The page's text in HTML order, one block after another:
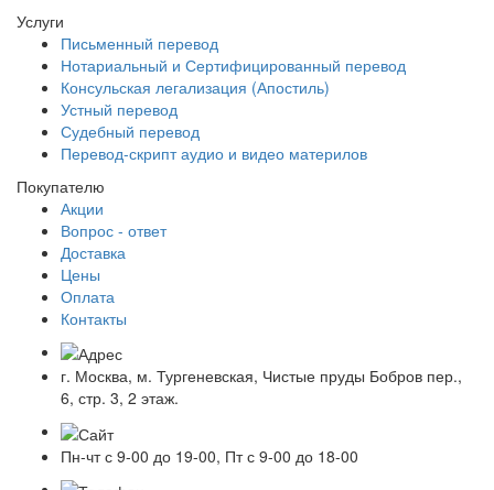
Услуги
Письменный перевод
Нотариальный и Сертифицированный перевод
Консульская легализация (Апостиль)
Устный перевод
Судебный перевод
Перевод-скрипт аудио и видео материлов
Покупателю
Акции
Вопрос - ответ
Доставка
Цены
Оплата
Контакты
г. Москва, м. Тургеневская, Чистые пруды Бобров пер.,
6, стр. 3, 2 этаж.
Пн-чт с 9-00 до 19-00, Пт с 9-00 до 18-00